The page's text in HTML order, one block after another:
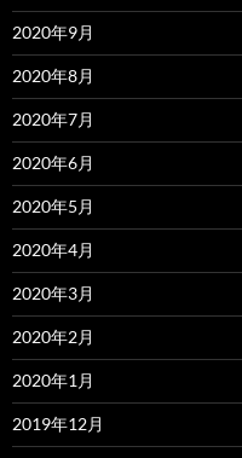
2020年9月
2020年8月
2020年7月
2020年6月
2020年5月
2020年4月
2020年3月
2020年2月
2020年1月
2019年12月